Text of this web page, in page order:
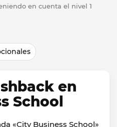
en cuenta el nivel 1
en
School
«City Business School»